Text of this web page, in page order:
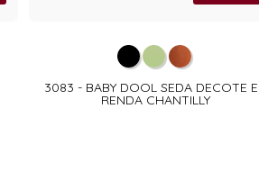
3083 - BABY DOOL SEDA DECOTE
RENDA CHANTILLY